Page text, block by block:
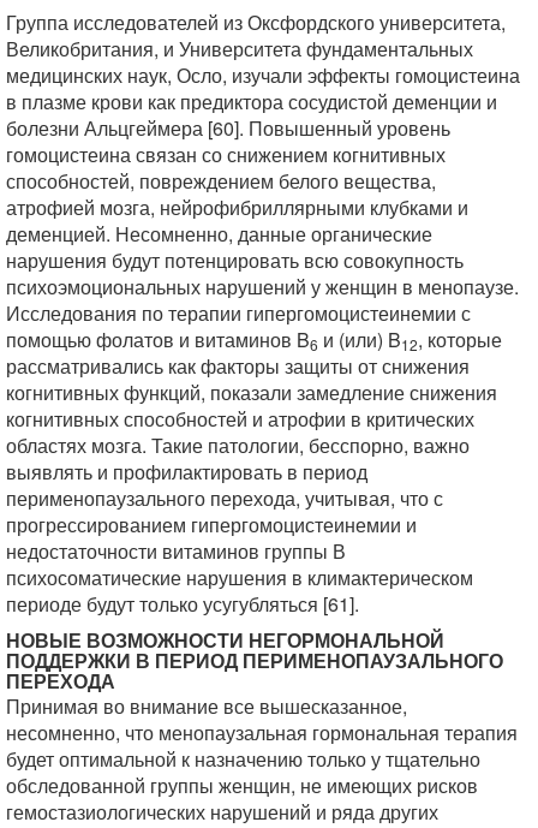
Группа исследователей из Оксфордского университета,
Великобритания, и Университета фундаментальных
медицинских наук, Осло, изучали эффекты гомоцистеина
в плазме крови как предиктора сосудистой деменции и
болезни Альцгеймера [60]. Повышенный уровень
гомоцистеина связан со снижением когнитивных
способностей, повреждением белого вещества,
атрофией мозга, нейрофибриллярными клубками и
деменцией. Несомненно, данные органические
нарушения будут потенцировать всю совокупность
психоэмоциональных нарушений у женщин в менопаузе.
Исследования по терапии гипергомоцистеинемии с
помощью фолатов и витаминов B6 и (или) B12, которые
рассматривались как факторы защиты от снижения
когнитивных функций, показали замедление снижения
когнитивных способностей и атрофии в критических
областях мозга. Такие патологии, бесспорно, важно
выявлять и профилактировать в период
перименопаузального перехода, учитывая, что с
прогрессированием гипергомоцистеинемии и
недостаточности витаминов группы В
психосоматические нарушения в климактерическом
периоде будут только усугубляться [61].
НОВЫЕ ВОЗМОЖНОСТИ НЕГОРМОНАЛЬНОЙ
ПОДДЕРЖКИ В ПЕРИОД ПЕРИМЕНОПАУЗАЛЬНОГО
ПЕРЕХОДА
Принимая во внимание все вышесказанное,
несомненно, что менопаузальная гормональная терапия
будет оптимальной к назначению только у тщательно
обследованной группы женщин, не имеющих рисков
гемостазиологических нарушений и ряда других